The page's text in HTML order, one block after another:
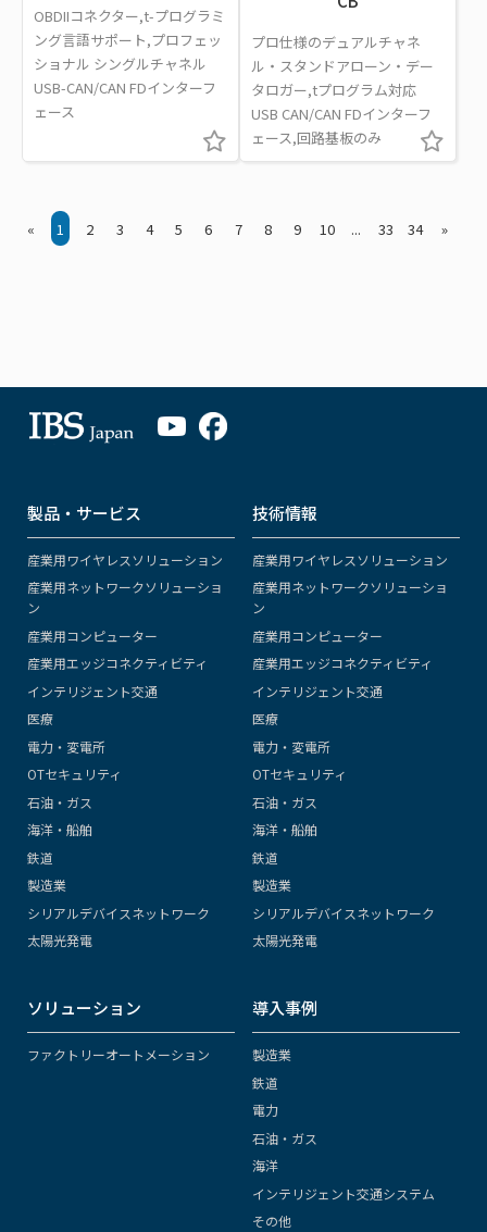
OBDIIコネクター,t-プログラミ
ング言語サポート,プロフェッ
ショナル シングルチャネル
USB-CAN/CAN FDインターフ
ェース
プロ仕様のデュアルチャネ
ル・スタンドアローン・デー
タロガー,tプログラム対応
USB CAN/CAN FDインターフ
ェース,回路基板のみ
« 1 2 3 4 5 6 7 8 9 10 ... 33 34 »
製品・サービス
産業用ワイヤレスソリューション
産業用ネットワークソリューショ
ン
産業用コンピューター
産業用エッジコネクティビティ
インテリジェント交通
医療
電力・変電所
OTセキュリティ
石油・ガス
海洋・船舶
鉄道
製造業
シリアルデバイスネットワーク
太陽光発電
技術情報
産業用ワイヤレスソリューション
産業用ネットワークソリューショ
ン
産業用コンピューター
産業用エッジコネクティビティ
インテリジェント交通
医療
電力・変電所
OTセキュリティ
石油・ガス
海洋・船舶
鉄道
製造業
シリアルデバイスネットワーク
太陽光発電
ソリューション
ファクトリーオートメーション
導入事例
製造業
鉄道
電力
石油・ガス
海洋
インテリジェント交通システム
その他